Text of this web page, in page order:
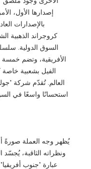
إصدارها الأول،
بالإصدارات
كروجراند الذهبية
السوق الدولية.
الأفريقية، وتضم خمسة
الفيل بشعبية
العالم. تُقدّم شركة
استحسانًا واسعًا في
يُظهر وجه العملة صورةً
ونظراته الثاقبة،